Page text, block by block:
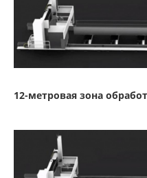
12-метровая зона